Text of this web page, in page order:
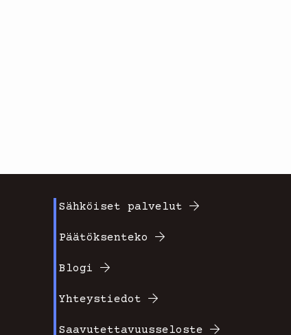
Footer
valikko
2
Sähköiset palvelut
Päätöksenteko
Blogi
Yhteystiedot
Saavutettavuusseloste